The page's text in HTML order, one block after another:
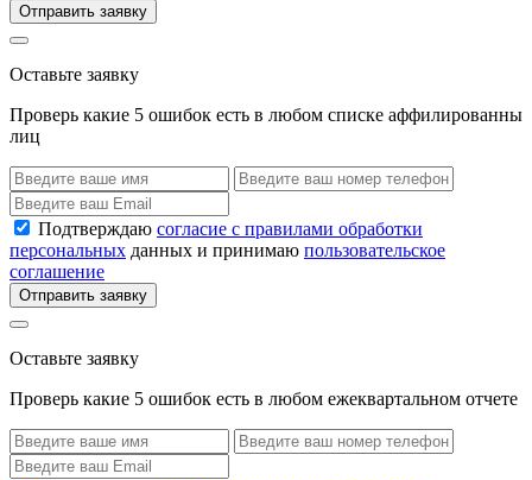
Отправить заявку
Оставьте заявку
Проверь какие 5 ошибок есть в любом списке аффилированны
лиц
Подтверждаю согласие с правилами обработки
персональных данных и принимаю пользовательское
соглашение
Отправить заявку
Оставьте заявку
Проверь какие 5 ошибок есть в любом ежеквартальном отчете